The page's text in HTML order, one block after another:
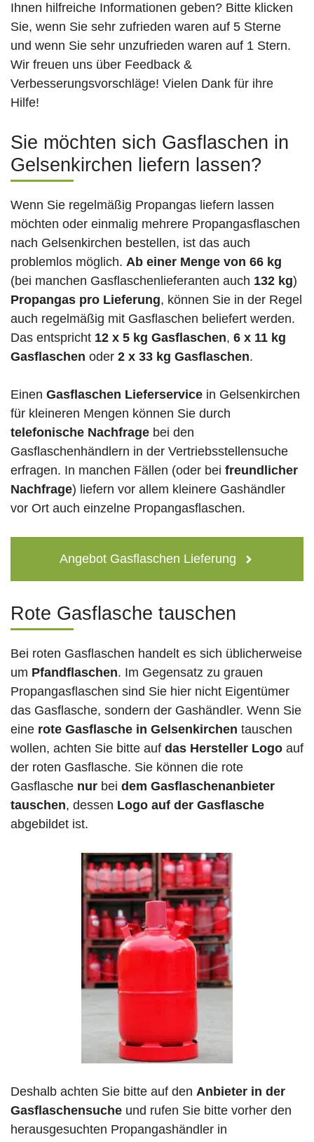
Ihnen hilfreiche Informationen geben? Bitte klicken
Sie, wenn Sie sehr zufrieden waren auf 5 Sterne
und wenn Sie sehr unzufrieden waren auf 1 Stern.
Wir freuen uns über Feedback &
Verbesserungsvorschläge! Vielen Dank für ihre
Hilfe!
Sie möchten sich Gasflaschen in
Gelsenkirchen liefern lassen?
Wenn Sie regelmäßig Propangas liefern lassen
möchten oder einmalig mehrere Propangasflaschen
nach Gelsenkirchen bestellen, ist das auch
problemlos möglich. Ab einer Menge von 66 kg
(bei manchen Gasflaschenlieferanten auch 132 kg)
Propangas pro Lieferung, können Sie in der Regel
auch regelmäßig mit Gasflaschen beliefert werden.
Das entspricht 12 x 5 kg Gasflaschen, 6 x 11 kg
Gasflaschen oder 2 x 33 kg Gasflaschen.
Einen Gasflaschen Lieferservice in Gelsenkirchen
für kleineren Mengen können Sie durch
telefonische Nachfrage bei den
Gasflaschenhändlern in der Vertriebsstellensuche
erfragen. In manchen Fällen (oder bei freundlicher
Nachfrage) liefern vor allem kleinere Gashändler
vor Ort auch einzelne Propangasflaschen.
Angebot Gasflaschen Lieferung
Rote Gasflasche tauschen
Bei roten Gasflaschen handelt es sich üblicherweise
um Pfandflaschen. Im Gegensatz zu grauen
Propangasflaschen sind Sie hier nicht Eigentümer
das Gasflasche, sondern der Gashändler. Wenn Sie
eine rote Gasflasche in Gelsenkirchen tauschen
wollen, achten Sie bitte auf das Hersteller Logo auf
der roten Gasflasche. Sie können die rote
Gasflasche nur bei dem Gasflaschenanbieter
tauschen, dessen Logo auf der Gasflasche
abgebildet ist.
Deshalb achten Sie bitte auf den Anbieter in der
Gasflaschensuche und rufen Sie bitte vorher den
herausgesuchten Propangashändler in